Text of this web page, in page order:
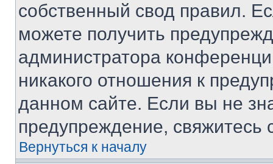
собственный свод правил.
можете получить
администратора
никакого отношения к
данном сайте. Если вы не
предупреждение,
Вернуться к началу